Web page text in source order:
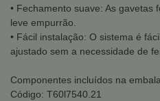
• Fechamento suave: As gavetas
leve empurrão.
• Fácil instalação: O sistema é
ajustado sem a necessidade de
Componentes incluídos na
Código: T60l7540.21